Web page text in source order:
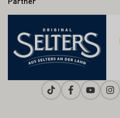
TiktokFacebookYoutube